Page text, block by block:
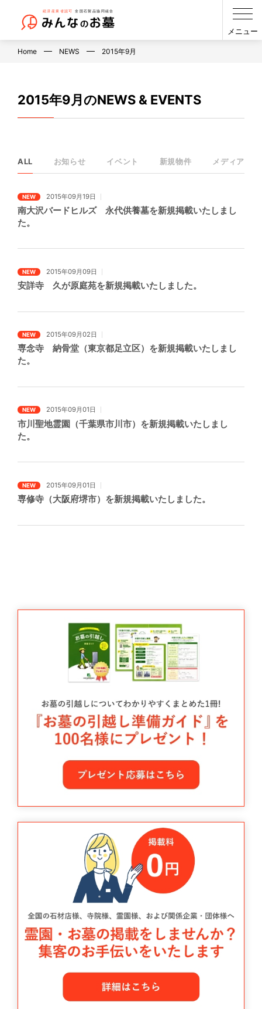
メニュー
Home NEWS 2015年9月
2015年9月のNEWS & EVENTS
ALL お知らせ イベント 新規物件 メディア
NEW 2015年09月19日
南大沢バードヒルズ 永代供養墓を新規掲載いたしまし
た。
NEW 2015年09月09日
安詳寺 久が原庭苑を新規掲載いたしました。
NEW 2015年09月02日
専念寺 納骨堂（東京都足立区）を新規掲載いたしまし
た。
NEW 2015年09月01日
市川聖地霊園（千葉県市川市）を新規掲載いたしまし
た。
NEW 2015年09月01日
専修寺（大阪府堺市）を新規掲載いたしました。